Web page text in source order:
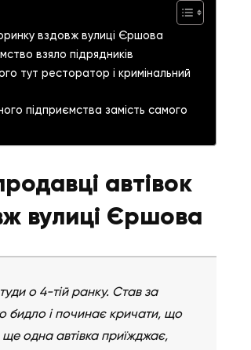
вздовж вулиці Єршова
взяло підрядників
тут ресторатор і кримінальний
підприємства замість самого
автівок
вулиці Єршова
о 4-тій ранку. Став за
бидло і починає кричати, що
одна автівка приїжджає,